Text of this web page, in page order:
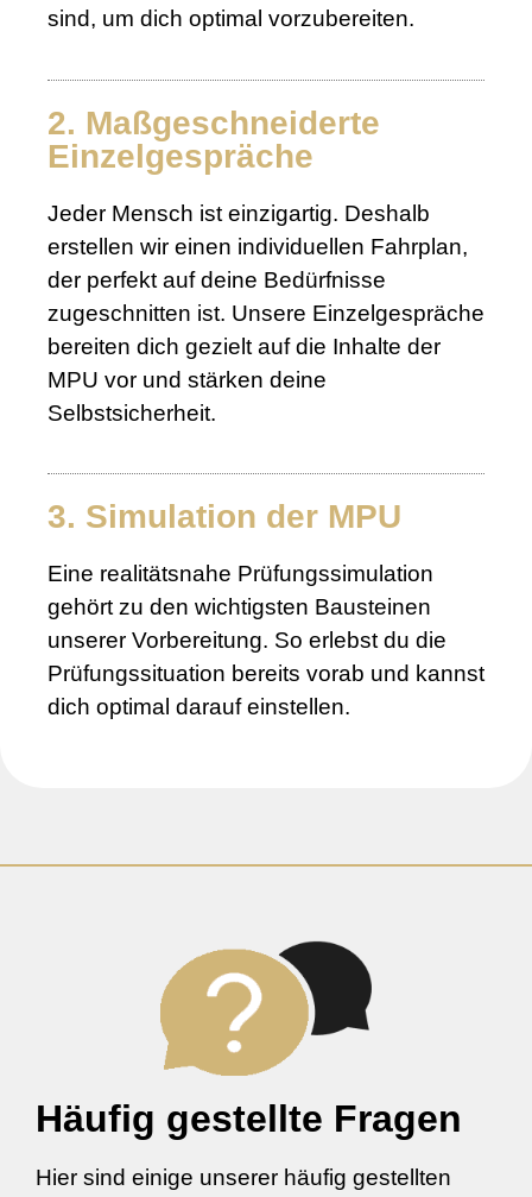
sind, um dich optimal vorzubereiten.
2. Maßgeschneiderte
Einzelgespräche
Jeder Mensch ist einzigartig. Deshalb
erstellen wir einen individuellen Fahrplan,
der perfekt auf deine Bedürfnisse
zugeschnitten ist. Unsere Einzelgespräche
bereiten dich gezielt auf die Inhalte der
MPU vor und stärken deine
Selbstsicherheit.
3. Simulation der MPU
Eine realitätsnahe Prüfungssimulation
gehört zu den wichtigsten Bausteinen
unserer Vorbereitung. So erlebst du die
Prüfungssituation bereits vorab und kannst
dich optimal darauf einstellen.
Häufig gestellte Fragen
Hier sind einige unserer häufig gestellten